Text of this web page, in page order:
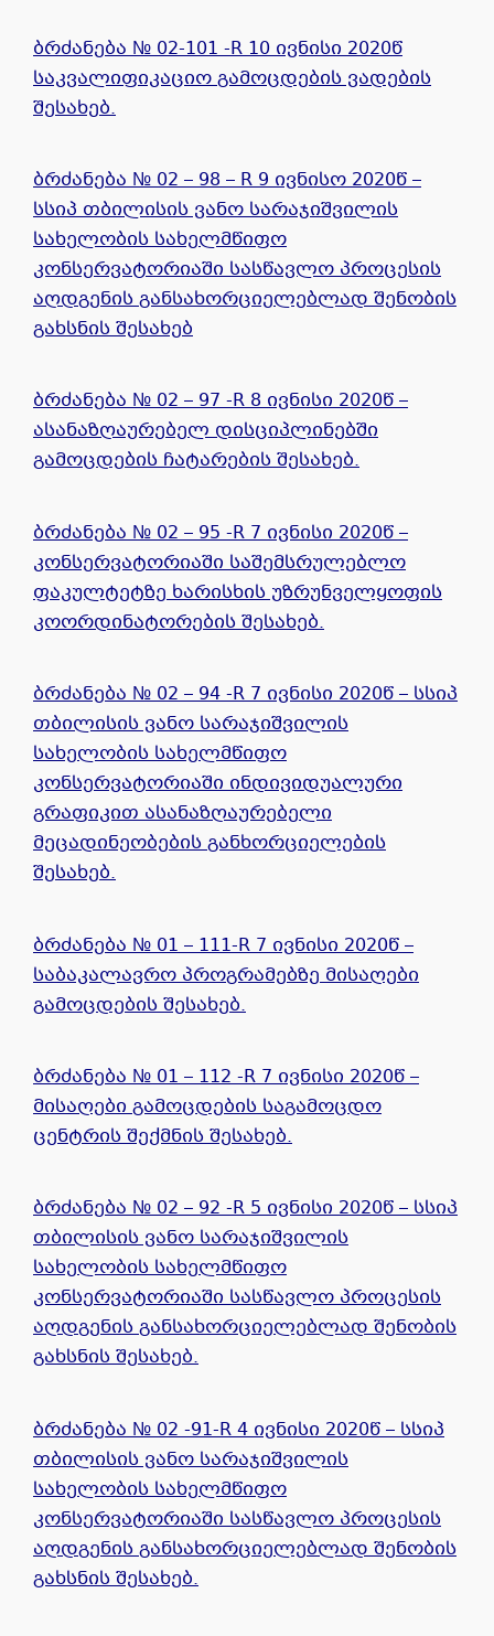
ბრძანება № 02-101 -R 10 ივნისი 2020წ
საკვალიფიკაციო გამოცდების ვადების
შესახებ.
ბრძანება № 02 – 98 – R 9 ივნისო 2020წ –
სსიპ თბილისის ვანო სარაჯიშვილის
სახელობის სახელმწიფო
კონსერვატორიაში სასწავლო პროცესის
აღდგენის განსახორციელებლად შენობის
გახსნის შესახებ
ბრძანება № 02 – 97 -R 8 ივნისი 2020წ –
ასანაზღაურებელ დისციპლინებში
გამოცდების ჩატარების შესახებ.
ბრძანება № 02 – 95 -R 7 ივნისი 2020წ –
კონსერვატორიაში საშემსრულებლო
ფაკულტეტზე ხარისხის უზრუნველყოფის
კოორდინატორების შესახებ.
ბრძანება № 02 – 94 -R 7 ივნისი 2020წ – სსიპ
თბილისის ვანო სარაჯიშვილის
სახელობის სახელმწიფო
კონსერვატორიაში ინდივიდუალური
გრაფიკით ასანაზღაურებელი
მეცადინეობების განხორციელების
შესახებ.
ბრძანება № 01 – 111-R 7 ივნისი 2020წ –
საბაკალავრო პროგრამებზე მისაღები
გამოცდების შესახებ.
ბრძანება № 01 – 112 -R 7 ივნისი 2020წ –
მისაღები გამოცდების საგამოცდო
ცენტრის შექმნის შესახებ.
ბრძანება № 02 – 92 -R 5 ივნისი 2020წ – სსიპ
თბილისის ვანო სარაჯიშვილის
სახელობის სახელმწიფო
კონსერვატორიაში სასწავლო პროცესის
აღდგენის განსახორციელებლად შენობის
გახსნის შესახებ.
ბრძანება № 02 -91-R 4 ივნისი 2020წ – სსიპ
თბილისის ვანო სარაჯიშვილის
სახელობის სახელმწიფო
კონსერვატორიაში სასწავლო პროცესის
აღდგენის განსახორციელებლად შენობის
გახსნის შესახებ.